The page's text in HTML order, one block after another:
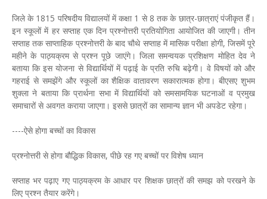
जिले के 1815 परिषदीय विद्यालयों में कक्षा 1 से 8 तक के छात्र-छात्राएं पंजीकृत हैं।
इन स्कूलों में हर सप्ताह एक दिन प्रश्नोत्तरी प्रतियोगिता आयोजित की जाएगी। तीन
सप्ताह तक साप्ताहिक प्रश्नोत्तरी के बाद चौथे सप्ताह में मासिक परीक्षा होगी, जिसमें पूरे
महीने के पाठ्यक्रम से प्रश्न पूछे जाएंगे। जिला समन्वयक प्रशिक्षण मोहित देव ने
बताया कि इस योजना से विद्यार्थियों में पढ़ाई के प्रति रुचि बढ़ेगी। वे विषयों को और
गहराई से समझेंगे और स्कूलों का शैक्षिक वातावरण सकारात्मक होगा। बीएसए शुभम
शुक्ला ने बताया कि प्रार्थना सभा में विद्यार्थियों को समसामयिक घटनाओं व प्रमुख
समाचारों से अवगत कराया जाएगा। इससे छात्रों का सामान्य ज्ञान भी अपडेट रहेगा।
----ऐसे होगा बच्चों का विकास
प्रश्नोत्तरी से होगा बौद्धिक विकास, पीछे रह गए बच्चों पर विशेष ध्यान
सप्ताह भर पढ़ाए गए पाठ्यक्रम के आधार पर शिक्षक छात्रों की समझ को परखने के
लिए प्रश्न तैयार करेंगे।